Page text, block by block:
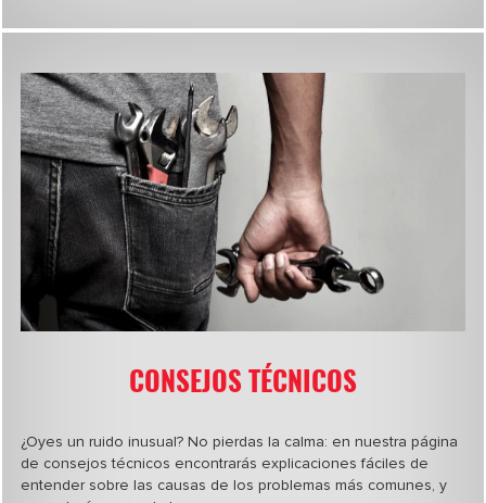
CONSEJOS TÉCNICOS
¿Oyes un ruido inusual? No pierdas la calma: en nuestra página
de consejos técnicos encontrarás explicaciones fáciles de
entender sobre las causas de los problemas más comunes, y